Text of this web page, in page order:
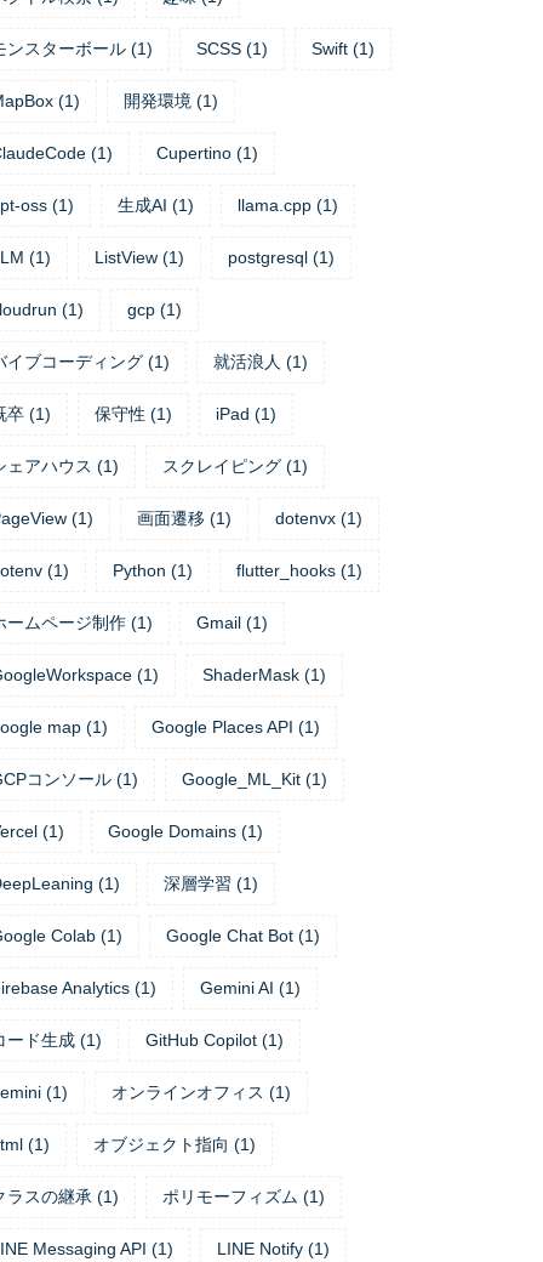
ンスターボール (1) SCSS (1) Swift (1)
(1) 開発環境 (1)
(1) Cupertino (1)
oss (1) 生成AI (1) llama.cpp (1)
(1) ListView (1) postgresql (1)
(1) gcp (1)
イブコーディング (1) 就活浪人 (1)
卒 (1) 保守性 (1) iPad (1)
ェアハウス (1) スクレイピング (1)
(1) 画面遷移 (1) dotenvx (1)
(1) Python (1) flutter_hooks (1)
ームページ制作 (1) Gmail (1)
(1) ShaderMask (1)
map (1) Google Places API (1)
コンソール (1) Google_ML_Kit (1)
(1) Google Domains (1)
(1) 深層学習 (1)
Colab (1) Google Chat Bot (1)
Analytics (1) Gemini AI (1)
ード生成 (1) GitHub Copilot (1)
(1) オンラインオフィス (1)
(1) オブジェクト指向 (1)
ラスの継承 (1) ポリモーフィズム (1)
Messaging API (1) LINE Notify (1)